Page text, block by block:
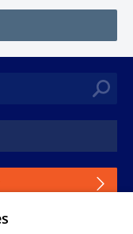
please fill in a